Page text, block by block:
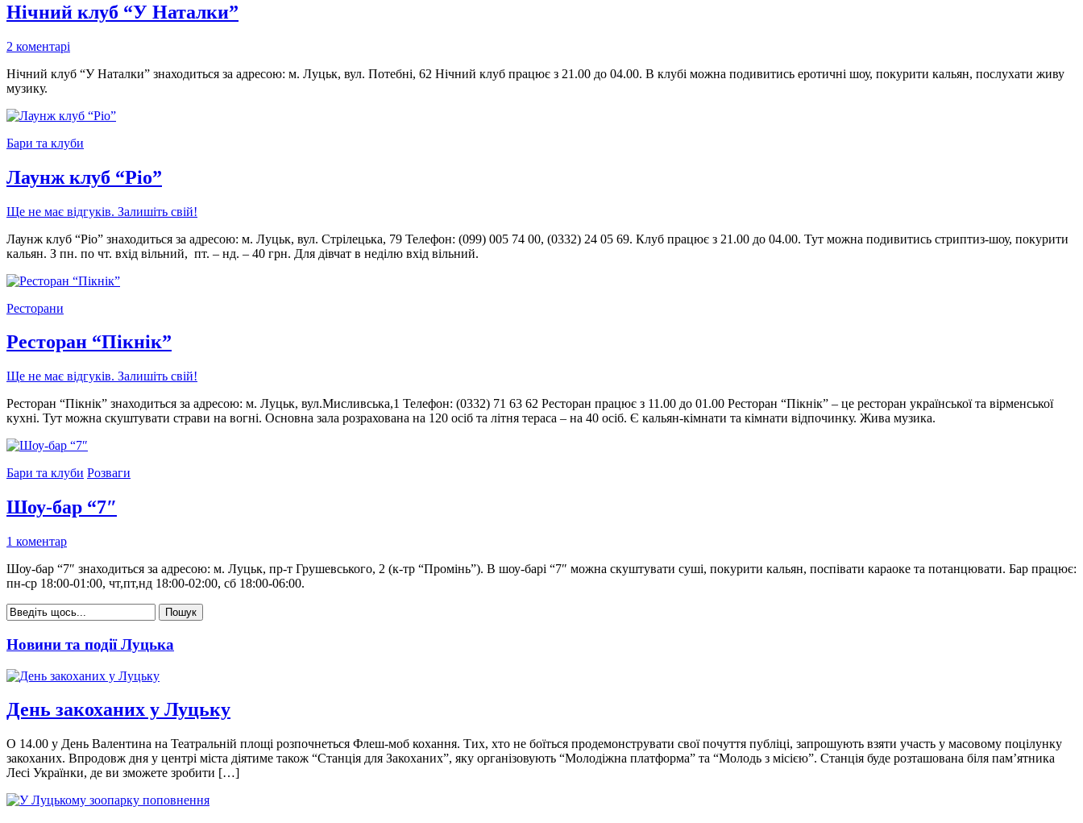
Нічний клуб “У Наталки”
2 коментарі
Нічний клуб “У Наталки” знаходиться за адресою: м. Луцьк, вул. Потебні, 62 Нічний клуб працює з 21.00 до 04.00. В клубі можна подивитись еротичні шоу, покурити кальян, послухати живу
музику.
Бари та клуби
Лаунж клуб “Ріо”
Ще не має відгуків. Залишіть свій!
Лаунж клуб “Ріо” знаходиться за адресою: м. Луцьк, вул. Стрілецька, 79 Телефон: (099) 005 74 00, (0332) 24 05 69. Клуб працює з 21.00 до 04.00. Тут можна подивитись стриптиз-шоу, покурити
кальян. З пн. по чт. вхід вільний, пт. – нд. – 40 грн. Для дівчат в неділю вхід вільний.
Ресторани
Ресторан “Пікнік”
Ще не має відгуків. Залишіть свій!
Ресторан “Пікнік” знаходиться за адресою: м. Луцьк, вул.Мисливська,1 Телефон: (0332) 71 63 62 Ресторан працює з 11.00 до 01.00 Ресторан “Пікнік” – це ресторан української та вірменської
кухні. Тут можна скуштувати страви на вогні. Основна зала розрахована на 120 осіб та літня тераса – на 40 осіб. Є кальян-кімнати та кімнати відпочинку. Жива музика.
Бари та клуби Розваги
Шоу-бар “7″
1 коментар
Шоу-бар “7″ знаходиться за адресою: м. Луцьк, пр-т Грушевського, 2 (к-тр “Промінь”). В шоу-барі “7″ можна скуштувати суші, покурити кальян, поспівати караоке та потанцювати. Бар працює:
пн-ср 18:00-01:00, чт,пт,нд 18:00-02:00, сб 18:00-06:00.
Новини та події Луцька
День закоханих у Луцьку
О 14.00 у День Валентина на Театральній площі розпочнеться Флеш-моб кохання. Тих, хто не боїться продемонструвати свої почуття публіці, запрошують взяти участь у масовому поцілунку
закоханих. Впродовж дня у центрі міста діятиме також “Станція для Закоханих”, яку організовують “Молодіжна платформа” та “Молодь з місією”. Станція буде розташована біля пам’ятника
Лесі Українки, де ви зможете зробити […]